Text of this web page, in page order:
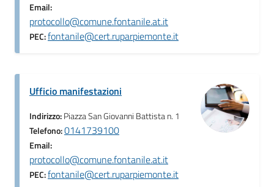
Email:
protocollo@comune.fontanile.at.it
PEC:fontanile@cert.ruparpiemonte.it
Ufficio manifestazioni
Indirizzo:Piazza San Giovanni Battista n. 1
Telefono:0141739100
Email:
protocollo@comune.fontanile.at.it
PEC:fontanile@cert.ruparpiemonte.it